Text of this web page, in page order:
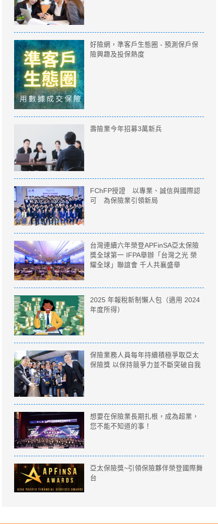
好險網，準客戶生態圈 - 預測保戶保
險興趣及投保熱度
壽險業今年招募3萬新兵
FChFP授證 以專業、誠信與國際認
可 為保險業引領新局
台灣連續六年榮登APFinSA亞太保險
獎全球第一 IFPA舉辦「台灣之光 榮
耀全球」聯誼會 千人共襄盛舉
2025 年報稅新制懶人包（適用 2024
年度所得）
保險業務人員每年持續積極爭取亞太
保險獎 以保持競爭力並不斷突破自我
想要在保險業長期扎根，成為超業，
您不能不知道的事！
亞太保險獎~引領保險夥伴榮登國際舞
台